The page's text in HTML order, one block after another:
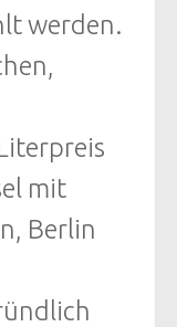
werden.
mit
Berlin